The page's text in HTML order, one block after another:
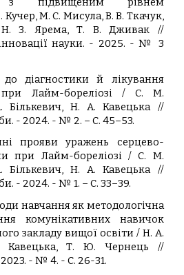
Кучер, М. С. Мисула, В. В. Ткачук,
Н. З. Ярема, Т. В. Дживак //
науки. - 2025. - № 3
до діагностики й лікування
Лайм-бореліозі / С. М.
Бількевич, Н. А. Кавецька //
- 2024. - № 2. – С. 45–53.
прояви уражень серцево-
при Лайм-бореліозі / С. М.
Бількевич, Н. А. Кавецька //
- 2024. - № 1. – С. 33–39.
навчання як методологічна
комунікативних навичок
закладу вищої освіти / Н. А.
Кавецька, Т. Ю. Чернець //
- № 4. - С. 26-31.